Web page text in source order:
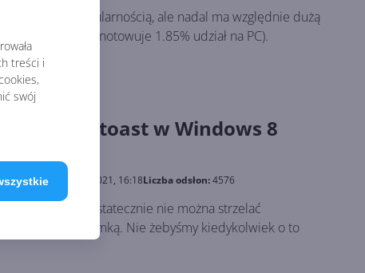
treści i
swój
się już dużą popularnością, ale nadal ma względnie dużą
odnotowuje 1.85% udział na PC).
toast w Windows 8
29.12.2021, 16:18Liczba odsłon:4576
menedżera ostatecznie nie można strzelać
8 niczym gumką. Nie żebyśmy kiedykolwiek o to